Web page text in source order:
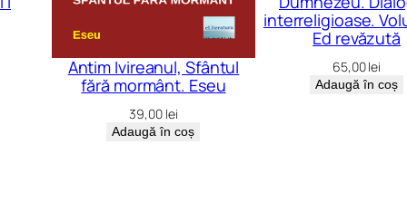
u
Antim Ivireanul, Sfântul
fără mormânt. Eseu
39,00 lei
Adaugă în coș
interreligioase.
Ed revăzută
65,00lei
Adaugă în coș